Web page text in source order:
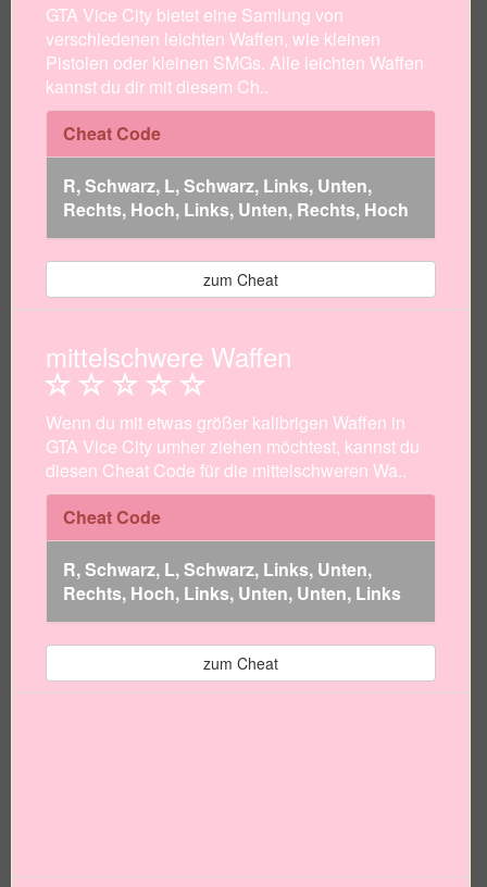
GTA Vice City bietet eine Samlung von
verschiedenen leichten Waffen, wie kleinen
Pistolen oder kleinen SMGs. Alle leichten Waffen
kannst du dir mit diesem Ch..
Cheat Code
R, Schwarz, L, Schwarz, Links, Unten,
Rechts, Hoch, Links, Unten, Rechts, Hoch
zum Cheat
mittelschwere Waffen
Wenn du mit etwas größer kalibrigen Waffen in
GTA Vice City umher ziehen möchtest, kannst du
diesen Cheat Code für die mittelschweren Wa..
Cheat Code
R, Schwarz, L, Schwarz, Links, Unten,
Rechts, Hoch, Links, Unten, Unten, Links
zum Cheat